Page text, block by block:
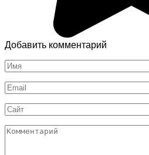
Добавить комментарий
Имя
*
Email
*
Сайт
Комментарий